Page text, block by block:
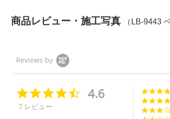
商品レビュー・施工写真 （LB-9443
Reviews by
4.6
7 レビュー